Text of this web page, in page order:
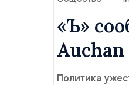
«Ъ»
Auchan
Политика